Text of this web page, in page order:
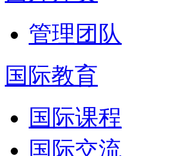
管理团队
国际教育
国际课程
国际交流